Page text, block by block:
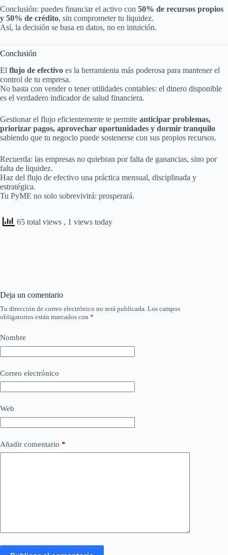
Conclusión: puedes financiar el activo con 50% de recursos propios
y 50% de crédito, sin comprometer tu liquidez.
Así, la decisión se basa en datos, no en intuición.
Conclusión
El flujo de efectivo es la herramienta más poderosa para mantener el
control de tu empresa.
No basta con vender o tener utilidades contables: el dinero disponible
es el verdadero indicador de salud financiera.
Gestionar el flujo eficientemente te permite anticipar problemas,
priorizar pagos, aprovechar oportunidades y dormir tranquilo
sabiendo que tu negocio puede sostenerse con sus propios recursos.
Recuerda: las empresas no quiebran por falta de ganancias, sino por
falta de liquidez.
Haz del flujo de efectivo una práctica mensual, disciplinada y
estratégica.
Tu PyME no solo sobrevivirá: prosperará.
65 total views , 1 views today
Deja un comentario
Tu dirección de correo electrónico no será publicada. Los campos
obligatorios están marcados con *
Nombre
Correo electrónico
Web
Añadir comentario *